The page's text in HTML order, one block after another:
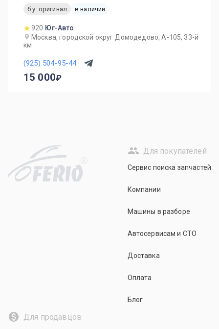
б.у. оригинал
в наличии
920 Юг-Авто
Москва, городской округ Домодедово, А-105, 33-й
км
(925) 504-95-44
15 000
R
Для покупателей
Сервис поиска запчастей
Компании
Машины в разборе
Автосервисам и СТО
Доставка
Оплата
Блог
Для продавцов